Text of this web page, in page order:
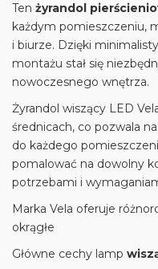
Ten żyrandol
każdym pomieszczeniu,
i biurze. Dzięki
montażu stał się
nowoczesnego wnętrza.
Żyrandol wiszący LED
średnicach, co pozwala
do każdego
pomalować na dowolny
potrzebami i
Marka Vela oferuje
okrągłe
Główne cechy lamp